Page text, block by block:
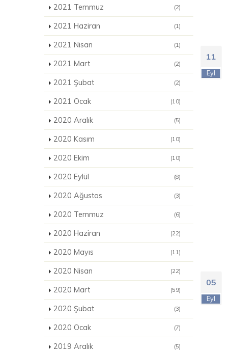
2021 Temmuz (2)
2021 Haziran (1)
2021 Nisan (1)
2021 Mart (2)
2021 Şubat (2)
2021 Ocak (10)
2020 Aralık (5)
2020 Kasım (10)
2020 Ekim (10)
2020 Eylül (8)
2020 Ağustos (3)
2020 Temmuz (6)
2020 Haziran (22)
2020 Mayıs (11)
2020 Nisan (22)
2020 Mart (59)
2020 Şubat (3)
2020 Ocak (7)
2019 Aralık (5)
11
Eyl
05
Eyl